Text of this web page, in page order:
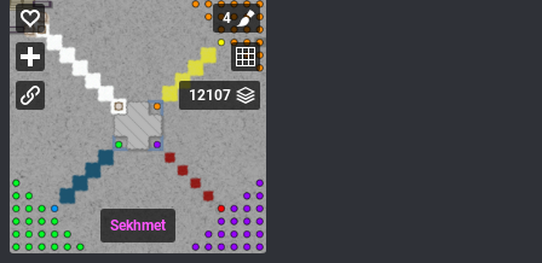
Sekhmet
4
12107